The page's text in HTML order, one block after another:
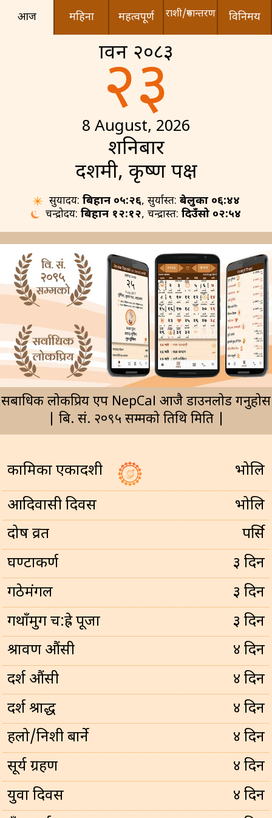
आज महिना महत्वपूर्ण राशी/रुपान्तरण विनिमय
श्रावन २०८३
२३
8 August, 2026
शनिबार
दशमी, कृष्ण पक्ष
सुर्योदय: बिहान ०५:२६, सुर्यास्त: बेलुका ०६:४४
चन्द्रोदय: बिहान १२:१२, चन्द्रास्त: दिउँसो ०२:५४
सर्बाधिक लोकप्रिय एप NepCal आजै डाउनलोड गर्नुहोस
| बि. सं. २०९५ सम्मको तिथि मिति |
कामिका एकादशी
भोलि
आदिवासी दिवस
भोलि
प्रदोष व्रत
पर्सि
घण्टाकर्ण
३ दिन
गठेमंगल
३ दिन
गथाँमुग च:ह्रे पूजा
३ दिन
श्रावण औंसी
४ दिन
दर्श औंसी
४ दिन
दर्श श्राद्ध
४ दिन
हलो/निशी बार्ने
४ दिन
सूर्य ग्रहण
४ दिन
युवा दिवस
४ दिन